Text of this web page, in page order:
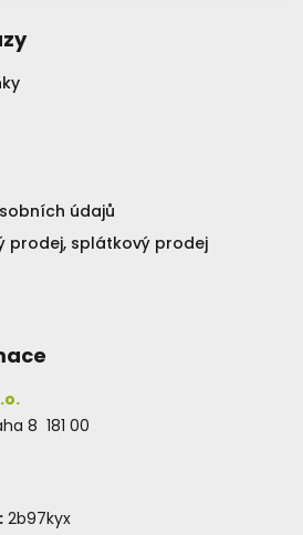
údajů
prodej, splátkový prodej
8 181 00
2b97kyx